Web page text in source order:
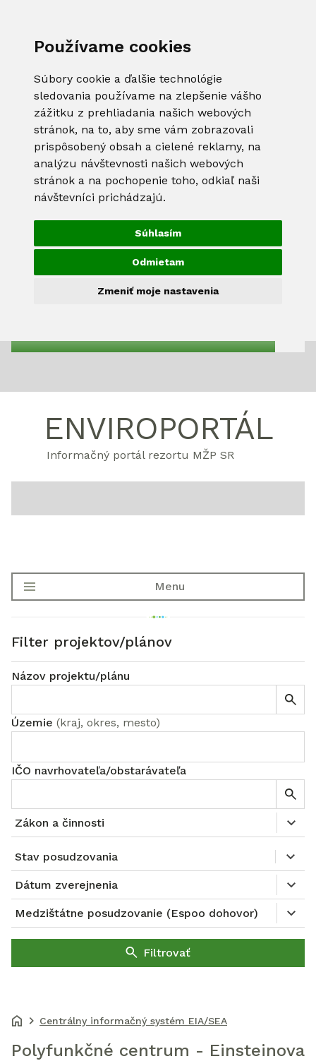
Používame cookies
Súbory cookie a ďalšie technológie
sledovania používame na zlepšenie vášho
zážitku z prehliadania našich webových
stránok, na to, aby sme vám zobrazovali
prispôsobený obsah a cielené reklamy, na
analýzu návštevnosti našich webových
stránok a na pochopenie toho, odkiaľ naši
návštevníci prichádzajú.
Súhlasím
Odmietam
Zmeniť moje nastavenia
ENVIROPORTÁL
Informačný portál rezortu MŽP SR
Menu
Filter projektov/plánov
Názov projektu/plánu
Územie (kraj, okres, mesto)
IČO navrhovateľa/obstarávateľa
Zákon a činnosti
Stav posudzovania
Dátum zverejnenia
Medzištátne posudzovanie (Espoo dohovor)
Filtrovať
Centrálny informačný systém EIA/SEA
Polyfunkčné centrum - Einsteinova